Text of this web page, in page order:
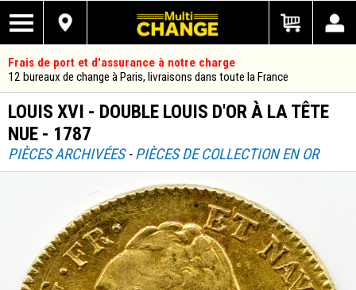
Frais de port et d'assurance à notre charge
12 bureaux de change à Paris, livraisons dans toute la France
LOUIS XVI - DOUBLE LOUIS D'OR À LA TÊTE
NUE - 1787
PIÈCES ARCHIVÉES-PIÈCES DE COLLECTION EN OR